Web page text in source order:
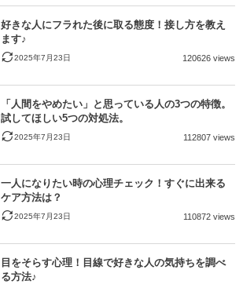
好きな人にフラれた後に取る態度！接し方を教え
ます♪
2025年7月23日 120626 views
「人間をやめたい」と思っている人の3つの特徴。
試してほしい5つの対処法。
2025年7月23日 112807 views
一人になりたい時の心理チェック！すぐに出来る
ケア方法は？
2025年7月23日 110872 views
目をそらす心理！目線で好きな人の気持ちを調べ
る方法♪